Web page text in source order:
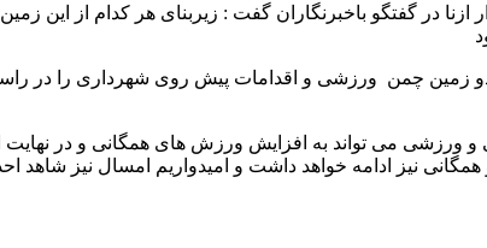
زمین چمن ورزشی و اقدامات پیش روی شهرداری را در
و ورزشی می تواند به افزایش ورزش های همگانی و در
نیز ادامه خواهد داشت و امیدواریم امسال نیز